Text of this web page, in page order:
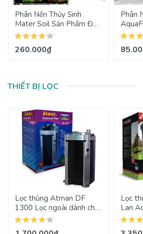
Phân Nền Thủy Sinh
Mater Soil Sản Phẩm Đến
Từ Nhật Bản
260.000₫
Phân
THIẾT BỊ LỌC
Lọc thùng Atman DF
1300 Lọc ngoài dành cho
hồ cá cảnh tầm trung
Lọc
Lan
nhiều